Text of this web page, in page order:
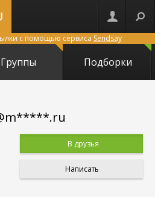
с помощью сервиса Sendsay
Группы Подборки
В друзья
Написать